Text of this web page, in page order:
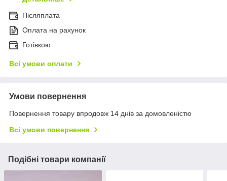
Післяплата
Оплата на рахунок
Готівкою
Всі умови оплати
Умови повернення
Повернення товару впродовж 14 днів за домовленістю
Всі умови повернення
Подібні товари компанії